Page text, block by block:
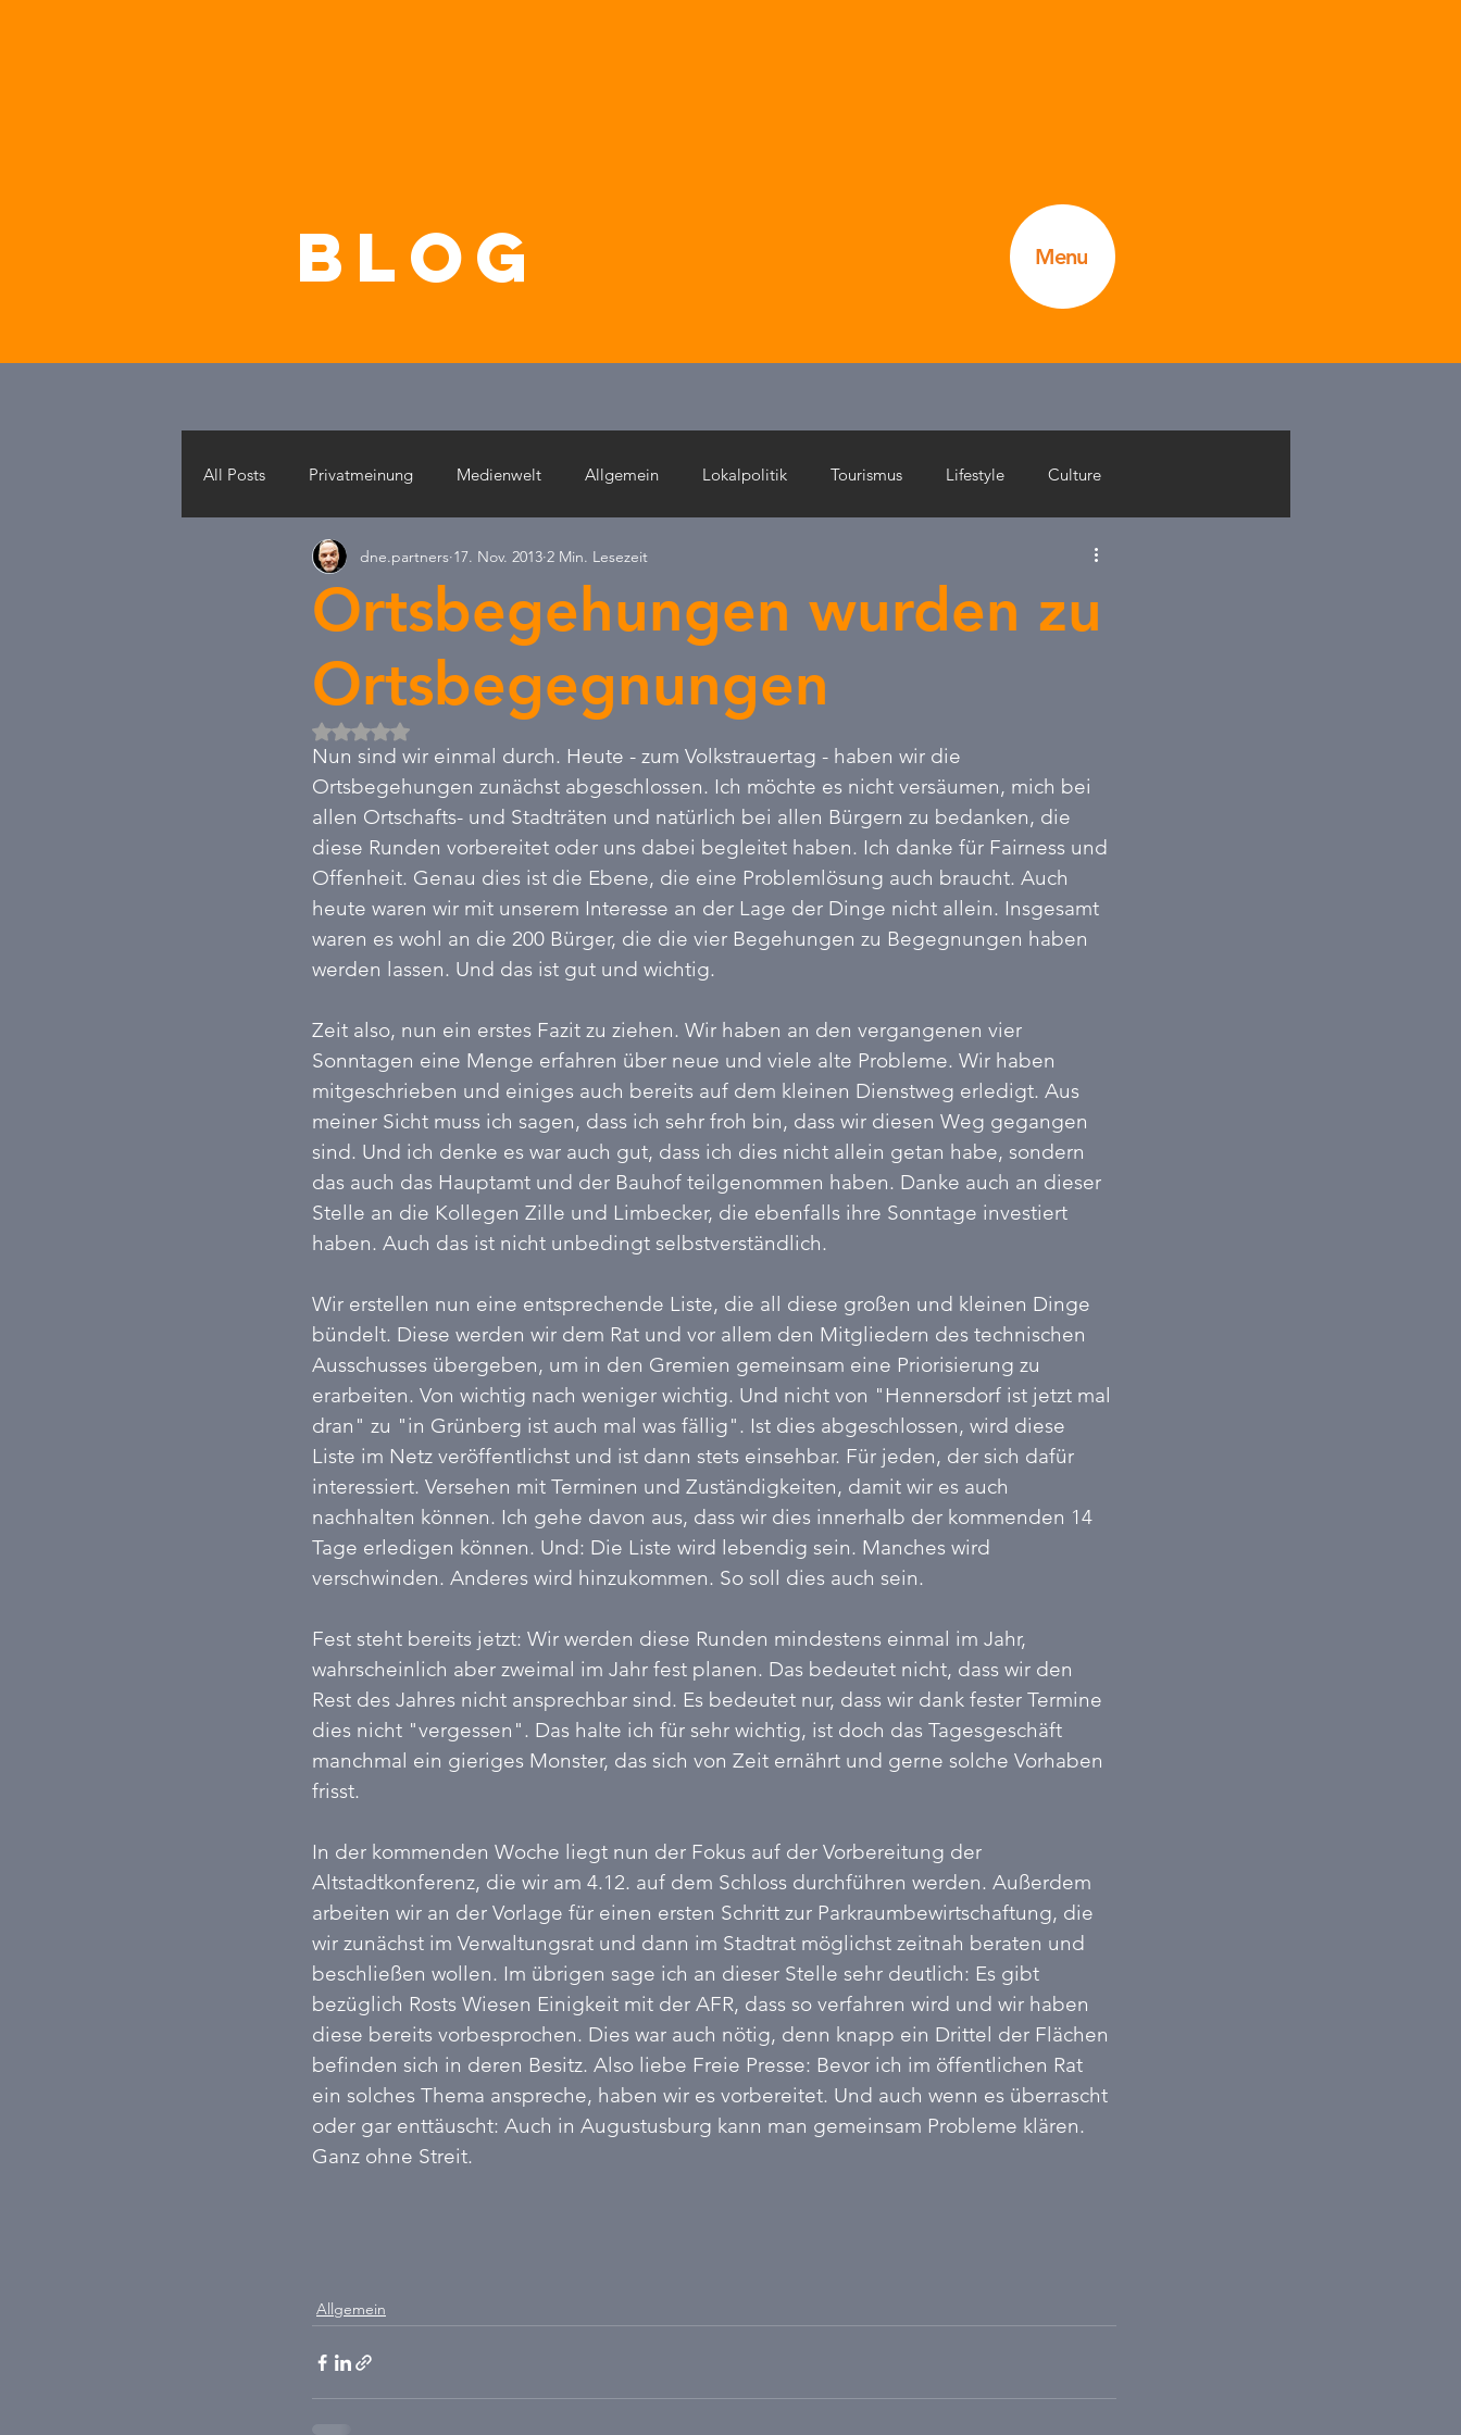
blog Menu
All Posts Privatmeinung Medienwelt Allgemein Lokalpolitik Tourismus Lifestyle Culture
Satire & Nachdenkliches Wald & Natur PRESSEANFRAGEN
Skandal
Ortsbegehungen wurden zu
Ortsbegegnungen
dne.partners 17. Nov. 2013 2 Min. Lesezeit
Mit NaN von 5 Sternen bewertet.
Nun sind wir einmal durch. Heute - zum Volkstrauertag - haben wir die
Ortsbegehungen zunächst abgeschlossen. Ich möchte es nicht versäumen, mich bei
allen Ortschafts- und Stadträten und natürlich bei allen Bürgern zu bedanken, die
diese Runden vorbereitet oder uns dabei begleitet haben. Ich danke für Fairness und
Offenheit. Genau dies ist die Ebene, die eine Problemlösung auch braucht. Auch
heute waren wir mit unserem Interesse an der Lage der Dinge nicht allein. Insgesamt
waren es wohl an die 200 Bürger, die die vier Begehungen zu Begegnungen haben
werden lassen. Und das ist gut und wichtig.
Zeit also, nun ein erstes Fazit zu ziehen. Wir haben an den vergangenen vier
Sonntagen eine Menge erfahren über neue und viele alte Probleme. Wir haben
mitgeschrieben und einiges auch bereits auf dem kleinen Dienstweg erledigt. Aus
meiner Sicht muss ich sagen, dass ich sehr froh bin, dass wir diesen Weg gegangen
sind. Und ich denke es war auch gut, dass ich dies nicht allein getan habe, sondern
das auch das Hauptamt und der Bauhof teilgenommen haben. Danke auch an dieser
Stelle an die Kollegen Zille und Limbecker, die ebenfalls ihre Sonntage investiert
haben. Auch das ist nicht unbedingt selbstverständlich.
Wir erstellen nun eine entsprechende Liste, die all diese großen und kleinen Dinge
bündelt. Diese werden wir dem Rat und vor allem den Mitgliedern des technischen
Ausschusses übergeben, um in den Gremien gemeinsam eine Priorisierung zu
erarbeiten. Von wichtig nach weniger wichtig. Und nicht von "Hennersdorf ist jetzt mal
dran" zu "in Grünberg ist auch mal was fällig". Ist dies abgeschlossen, wird diese
Liste im Netz veröffentlichst und ist dann stets einsehbar. Für jeden, der sich dafür
interessiert. Versehen mit Terminen und Zuständigkeiten, damit wir es auch
nachhalten können. Ich gehe davon aus, dass wir dies innerhalb der kommenden 14
Tage erledigen können. Und: Die Liste wird lebendig sein. Manches wird
verschwinden. Anderes wird hinzukommen. So soll dies auch sein.
Fest steht bereits jetzt: Wir werden diese Runden mindestens einmal im Jahr,
wahrscheinlich aber zweimal im Jahr fest planen. Das bedeutet nicht, dass wir den
Rest des Jahres nicht ansprechbar sind. Es bedeutet nur, dass wir dank fester Termine
dies nicht "vergessen". Das halte ich für sehr wichtig, ist doch das Tagesgeschäft
manchmal ein gieriges Monster, das sich von Zeit ernährt und gerne solche Vorhaben
frisst.
In der kommenden Woche liegt nun der Fokus auf der Vorbereitung der
Altstadtkonferenz, die wir am 4.12. auf dem Schloss durchführen werden. Außerdem
arbeiten wir an der Vorlage für einen ersten Schritt zur Parkraumbewirtschaftung, die
wir zunächst im Verwaltungsrat und dann im Stadtrat möglichst zeitnah beraten und
beschließen wollen. Im übrigen sage ich an dieser Stelle sehr deutlich: Es gibt
bezüglich Rosts Wiesen Einigkeit mit der AFR, dass so verfahren wird und wir haben
diese bereits vorbesprochen. Dies war auch nötig, denn knapp ein Drittel der Flächen
befinden sich in deren Besitz. Also liebe Freie Presse: Bevor ich im öffentlichen Rat
ein solches Thema anspreche, haben wir es vorbereitet. Und auch wenn es überrascht
oder gar enttäuscht: Auch in Augustusburg kann man gemeinsam Probleme klären.
Ganz ohne Streit.
Allgemein